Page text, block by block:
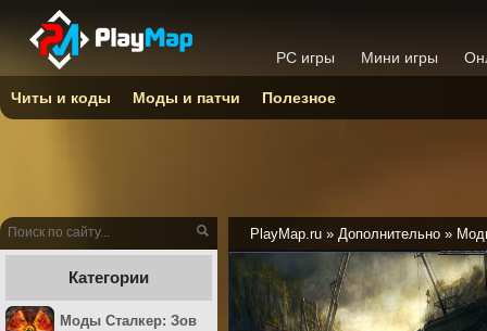
PlayMap.ru » Дополнительно »
Категории
Моды Сталкер: Зов
PC игры Мини игры
Читы и коды Моды и патчи Полезное